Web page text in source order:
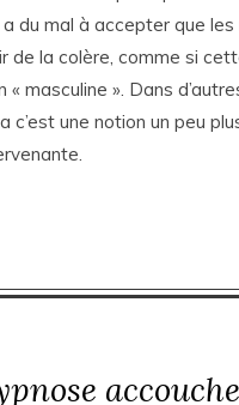
du mal à accepter que les
de la colère, comme si
masculine ». Dans
c’est une notion un peu